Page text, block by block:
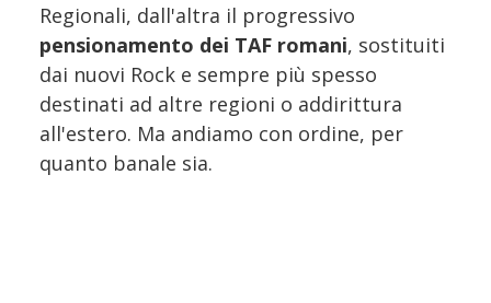
Regionali, dall'altra il progressivo
pensionamento dei TAF romani, sostituiti
dai nuovi Rock e sempre più spesso
destinati ad altre regioni o addirittura
all'estero. Ma andiamo con ordine, per
quanto banale sia.